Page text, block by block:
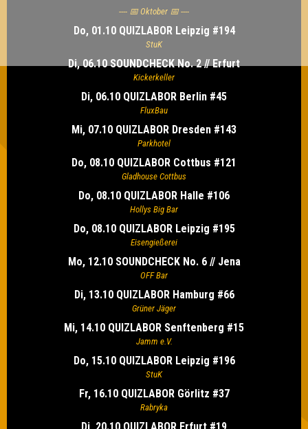
---- 📅 Oktober 📅 ----
Do, 01.10 QUIZLABOR Leipzig #194
StuK
Di, 06.10 SOUNDCHECK No. 2 // Erfurt
Kickerkeller
Di, 06.10 QUIZLABOR Berlin #45
FluxBau
Mi, 07.10 QUIZLABOR Dresden #143
Parkhotel
Do, 08.10 QUIZLABOR Cottbus #121
Gladhouse Cottbus
Do, 08.10 QUIZLABOR Halle #106
Hollys Big Bar
Do, 08.10 QUIZLABOR Leipzig #195
Eisengießerei
Mo, 12.10 SOUNDCHECK No. 6 // Jena
OFF Bar
Di, 13.10 QUIZLABOR Hamburg #66
Grüner Jäger
Mi, 14.10 QUIZLABOR Senftenberg #15
Jamm e.V.
Do, 15.10 QUIZLABOR Leipzig #196
StuK
Fr, 16.10 QUIZLABOR Görlitz #37
Rabryka